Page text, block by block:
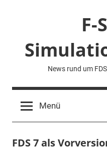
F-
News rund um
Menü
FDS 7 als